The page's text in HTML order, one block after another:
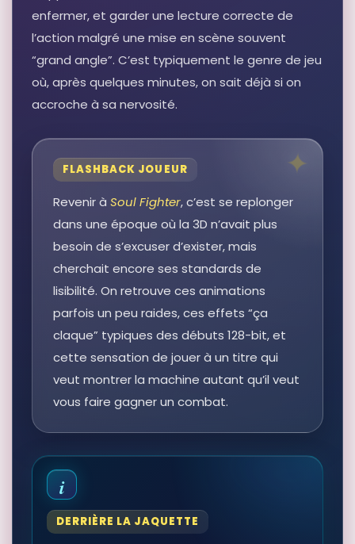
Autres produits liés
Voir sur Rakuten →
RÉSULTAT RAKUTEN À VÉRIFIER
Revolutionary Armed Forces of the
pawn. Democracy the fighter
Autres produits liés
Voir sur Rakuten →
RÉSULTAT RAKUTEN À VÉRIFIER
Assault on school grounds.
Shashenchengren fighter for
democracy Xu Xilin one hundred
patriotic story books. Chinese soul
enfermer, et garder une lecture correcte de
l’action malgré une mise en scène souvent
“grand angle”. C’est typiquement le genre de jeu
où, après quelques minutes, on sait déjà si on
accroche à sa nervosité.
FLASHBACK JOUEUR
Revenir à Soul Fighter, c’est se replonger
dans une époque où la 3D n’avait plus
besoin de s’excuser d’exister, mais
cherchait encore ses standards de
lisibilité. On retrouve ces animations
parfois un peu raides, ces effets “ça
claque” typiques des débuts 128-bit, et
cette sensation de jouer à un titre qui
veut montrer la machine autant qu’il veut
vous faire gagner un combat.
DERRIÈRE LA JAQUETTE